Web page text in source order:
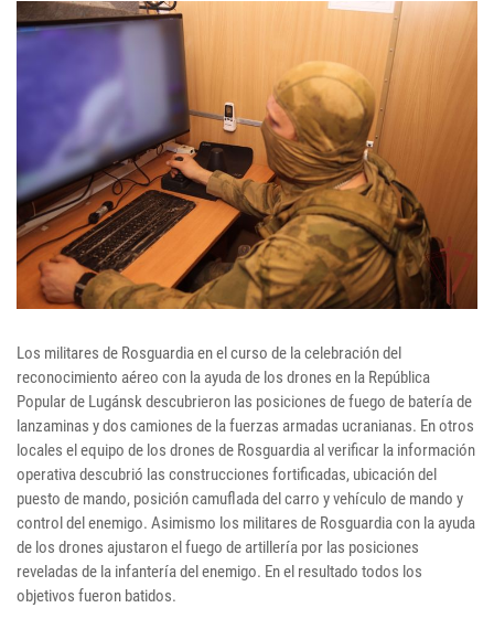
Los militares de Rosguardia en el curso de la celebración del
reconocimiento aéreo con la ayuda de los drones en la República
Popular de Lugánsk descubrieron las posiciones de fuego de batería de
lanzaminas y dos camiones de la fuerzas armadas ucranianas. En otros
locales el equipo de los drones de Rosguardia al verificar la información
operativa descubrió las construcciones fortificadas, ubicación del
puesto de mando, posición camuflada del carro y vehículo de mando y
control del enemigo. Asimismo los militares de Rosguardia con la ayuda
de los drones ajustaron el fuego de artillería por las posiciones
reveladas de la infantería del enemigo. En el resultado todos los
objetivos fueron batidos.